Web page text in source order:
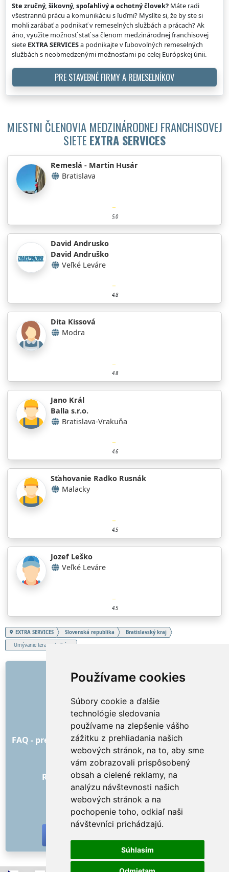
Používame cookies
Súbory cookie a ďalšie
technológie sledovania
používame na zlepšenie vášho
zážitku z prehliadania našich
webových stránok, na to, aby sme
vám zobrazovali prispôsobený
obsah a cielené reklamy, na
analýzu návštevnosti našich
webových stránok a na
pochopenie toho, odkiaľ naši
návštevníci prichádzajú.
Súhlasím
Ste zručný, šikovný, spoľahlivý a ochotný človek? Máte radi
všestrannú prácu a komunikáciu s ľuďmi? Myslíte si, že by ste si
mohli zarábať a podnikať v remeselných službách a prácach? Ak
áno, využite možnosť stať sa členom medzinárodnej franchisovej
siete EXTRA SERVICESa podnikajte v ľubovoľných remeselných
službách s neobmedzenými možnosťami po celej Európskej únii.
PRE STAVEBNÉ FIRMY A REMESELNÍKOV
MIESTNI ČLENOVIA MEDZINÁRODNEJ FRANCHISOVEJ
SIETE EXTRA SERVICES
Remeslá - Martin Husár
Bratislava
5.0
David Andrusko
David Andruško
Veľké Leváre
4.8
Dita Kissová
Modra
4.8
Jano Král
Balla s.r.o.
Bratislava-Vrakuňa
4.6
Sťahovanie Radko Rusnák
Malacky
4.5
Jozef Leško
Veľké Leváre
4.5
EXTRA SERVICES Slovenská republika
Bratislavský kraj
Umývanie terasy, balkóna
ODKAZY
Ako to všetko začalo
Cenník
Všeobecné obchodné podmienky
FAQ - pre objednávateľa FAQ - pre poskytovateľov
Reklama a marketing
Blog
Recenzie objednávok s hodnotením
Kontakt
SOCIÁLNE SIETE